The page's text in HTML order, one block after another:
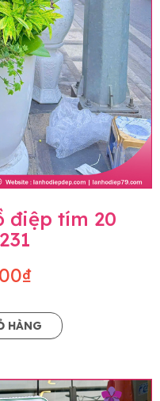
điệp tím 20
HÀNG